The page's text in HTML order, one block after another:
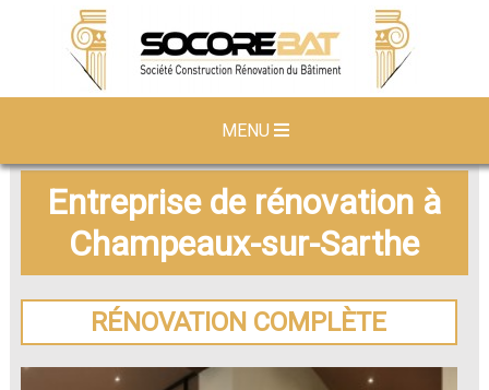
MENU
Entreprise de rénovation à
Champeaux-sur-Sarthe
RÉNOVATION COMPLÈTE